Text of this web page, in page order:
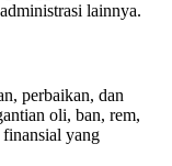
lainnya.
perbaikan, dan
oli, ban, rem,
finansial yang